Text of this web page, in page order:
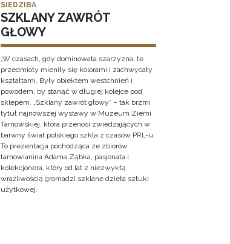
SIEDZIBA
SZKLANY ZAWRÓT
GŁOWY
„W czasach, gdy dominowała szarzyzna, te
przedmioty mieniły się kolorami i zachwycały
kształtami. Były obiektem westchnień i
powodem, by stanąć w długiej kolejce pod
sklepem. „Szklany zawrót głowy” – tak brzmi
tytuł najnowszej wystawy w Muzeum Ziemi
Tarnowskiej, która przenosi zwiedzających w
barwny świat polskiego szkła z czasów PRL-u.
To prezentacja pochodząca ze zbiorów
tarnowianina Adama Ząbka, pasjonata i
kolekcjonera, który od lat z niezwykłą
wrażliwością gromadzi szklane dzieła sztuki
użytkowej.